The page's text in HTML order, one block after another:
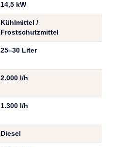
14,5 kW
Kühlmittel /
Frostschutzmittel
25–30 Liter
2.000 l/h
1.300 l/h
Diesel